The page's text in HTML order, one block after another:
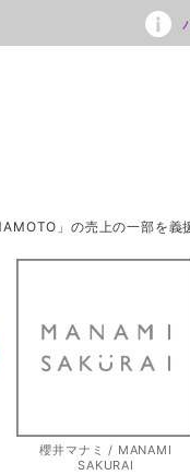
」の売上の一部を義
櫻井マナミ / MANAMI
SAKURAI